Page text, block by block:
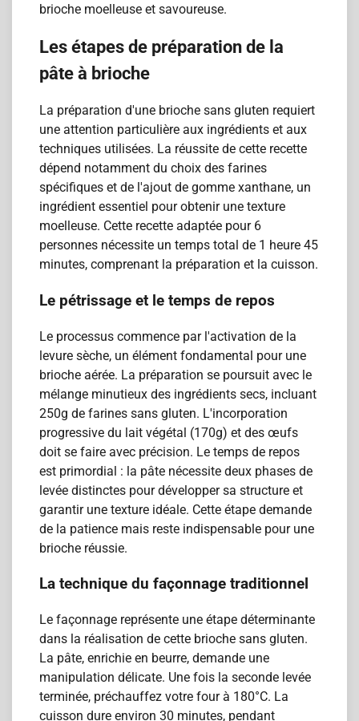
brioche moelleuse et savoureuse.
Les étapes de préparation de la
pâte à brioche
La préparation d'une brioche sans gluten requiert
une attention particulière aux ingrédients et aux
techniques utilisées. La réussite de cette recette
dépend notamment du choix des farines
spécifiques et de l'ajout de gomme xanthane, un
ingrédient essentiel pour obtenir une texture
moelleuse. Cette recette adaptée pour 6
personnes nécessite un temps total de 1 heure 45
minutes, comprenant la préparation et la cuisson.
Le pétrissage et le temps de repos
Le processus commence par l'activation de la
levure sèche, un élément fondamental pour une
brioche aérée. La préparation se poursuit avec le
mélange minutieux des ingrédients secs, incluant
250g de farines sans gluten. L'incorporation
progressive du lait végétal (170g) et des œufs
doit se faire avec précision. Le temps de repos
est primordial : la pâte nécessite deux phases de
levée distinctes pour développer sa structure et
garantir une texture idéale. Cette étape demande
de la patience mais reste indispensable pour une
brioche réussie.
La technique du façonnage traditionnel
Le façonnage représente une étape déterminante
dans la réalisation de cette brioche sans gluten.
La pâte, enrichie en beurre, demande une
manipulation délicate. Une fois la seconde levée
terminée, préchauffez votre four à 180°C. La
cuisson dure environ 30 minutes, pendant